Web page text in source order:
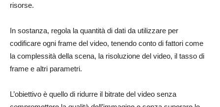
risorse.
In sostanza, regola la quantità di dati da utilizzare per
codificare ogni frame del video, tenendo conto di fattori come
la complessità della scena, la risoluzione del video, il tasso di
frame e altri parametri.
L’obiettivo è quello di ridurre il bitrate del video senza